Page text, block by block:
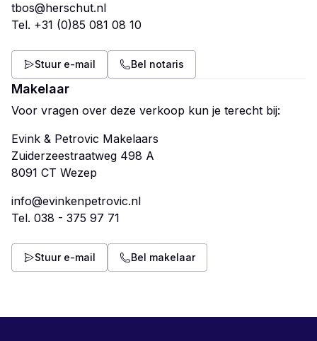
tbos@herschut.nl
Tel. +31 (0)85 081 08 10
Stuur e-mail Bel notaris
Makelaar
Voor vragen over deze verkoop kun je terecht bij:
Evink & Petrovic Makelaars
Zuiderzeestraatweg 498 A
info@evinkenpetrovic.nl
Tel. 038 - 375 97 71
Stuur e-mail Bel makelaar